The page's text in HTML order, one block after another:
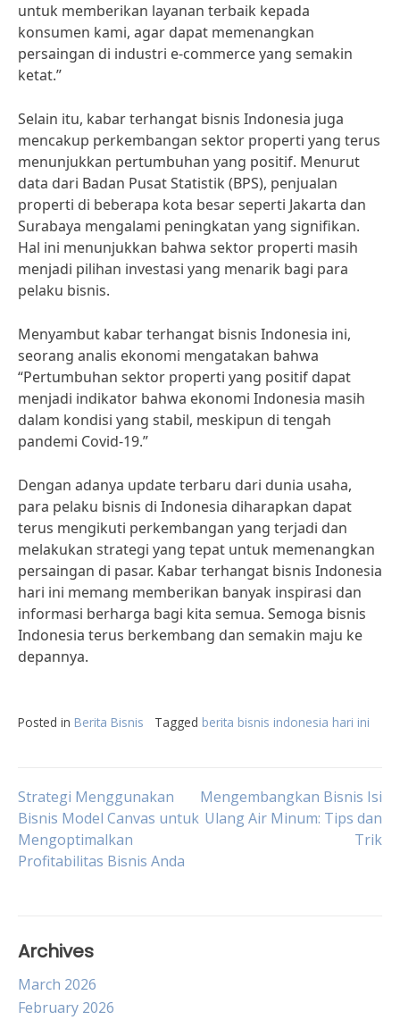
untuk memberikan layanan terbaik kepada
konsumen kami, agar dapat memenangkan
persaingan di industri e-commerce yang semakin
ketat.”
Selain itu, kabar terhangat bisnis Indonesia juga
mencakup perkembangan sektor properti yang terus
menunjukkan pertumbuhan yang positif. Menurut
data dari Badan Pusat Statistik (BPS), penjualan
properti di beberapa kota besar seperti Jakarta dan
Surabaya mengalami peningkatan yang signifikan.
Hal ini menunjukkan bahwa sektor properti masih
menjadi pilihan investasi yang menarik bagi para
pelaku bisnis.
Menyambut kabar terhangat bisnis Indonesia ini,
seorang analis ekonomi mengatakan bahwa
“Pertumbuhan sektor properti yang positif dapat
menjadi indikator bahwa ekonomi Indonesia masih
dalam kondisi yang stabil, meskipun di tengah
pandemi Covid-19.”
Dengan adanya update terbaru dari dunia usaha,
para pelaku bisnis di Indonesia diharapkan dapat
terus mengikuti perkembangan yang terjadi dan
melakukan strategi yang tepat untuk memenangkan
persaingan di pasar. Kabar terhangat bisnis Indonesia
hari ini memang memberikan banyak inspirasi dan
informasi berharga bagi kita semua. Semoga bisnis
Indonesia terus berkembang dan semakin maju ke
depannya.
Posted in Berita Bisnis Tagged berita bisnis indonesia hari ini
Post
navigation
Strategi Menggunakan
Bisnis Model Canvas untuk
Mengoptimalkan
Profitabilitas Bisnis Anda
Mengembangkan Bisnis Isi
Ulang Air Minum: Tips dan
Trik
Archives
March 2026
February 2026